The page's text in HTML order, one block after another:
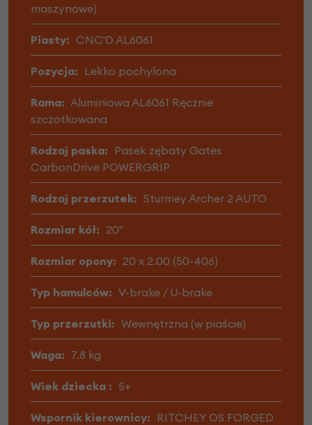
maszynowe)
Piasty: CNC'D AL6061
Pozycja: Lekko pochylona
Rama: Aluminiowa AL6061 Ręcznie
szczotkowana
Rodzaj paska: Pasek zębaty Gates
CarbonDrive POWERGRIP
Rodzaj przerzutek: Sturmey Archer 2 AUTO
Rozmiar kół: 20"
Rozmiar opony: 20 x 2.00 (50-406)
Typ hamulców: V-brake / U-brake
Typ przerzutki: Wewnętrzna (w piaście)
Waga: 7.8 kg
Wiek dziecka : 5+
Wspornik kierownicy: RITCHEY OS FORGED